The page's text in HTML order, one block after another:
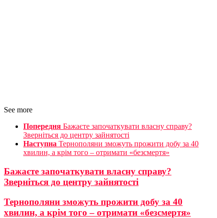
See more
Попередня Бажаєте започаткувати власну справу?
Зверніться до центру зайнятості
Наступна Тернополяни зможуть прожити добу за 40
хвилин, а крім того – отримати «безсмертя»
Бажаєте започаткувати власну справу?
Зверніться до центру зайнятості
Тернополяни зможуть прожити добу за 40
хвилин, а крім того – отримати «безсмертя»